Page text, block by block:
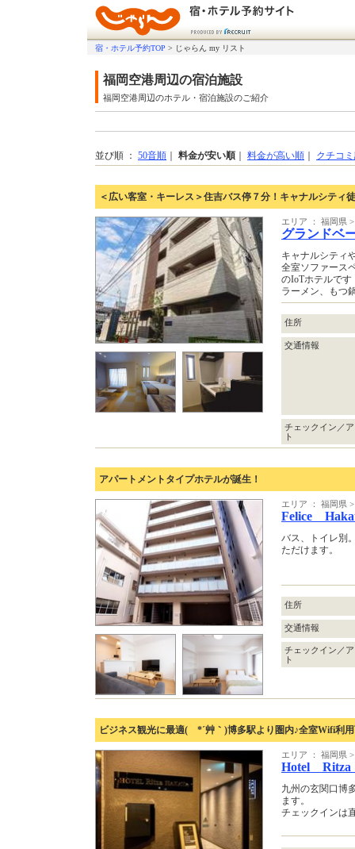
宿・ホテル予約TOP > じゃらん my リスト
福岡空港周辺の宿泊施設
福岡空港周辺のホテル・宿泊施設のご紹介
並び順 ： 50音順 料金が安い順 料金が高い順 クチコ
＜広い客室・キーレス＞住吉バス停７分！キャナルシティ
エリア ： 福岡県
グランドベ
キャナルシティ
全室ソファース
のIoTホテルです
ラーメン、もつ
住所
交通情報
チェックイン／
ト
アパートメントタイプホテルが誕生！
エリア ： 福岡県
Felice
バス、トイレ別
ただけます。
住所
交通情報
チェックイン／
ト
ビジネス観光に最適( *´艸｀)博多駅より圏内♪全室Wifi利
エリア ： 福岡県
Hotel
九州の玄関口博
ます。
チェックインは